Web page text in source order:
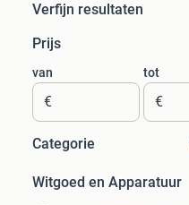
Verfijn resultaten
Prijs
van
€
tot
€
Categorie
Witgoed en Apparatuur